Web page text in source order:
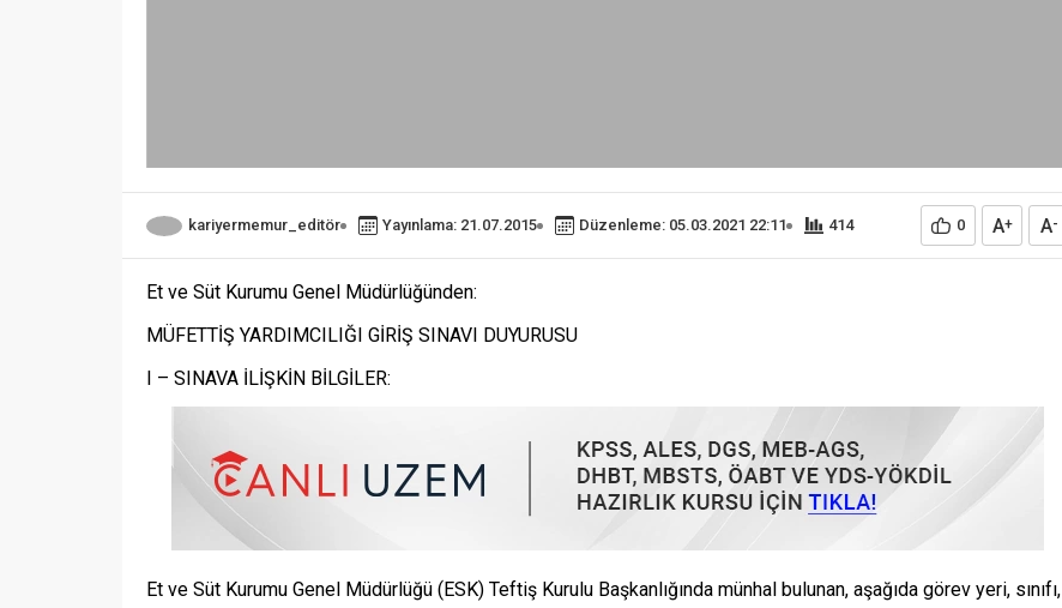
kariyermemur_editör Yayınlama: 21.07.2015 Düzenleme: 05.03.2021 22:11 414 0 A+ A-
Et ve Süt Kurumu Genel Müdürlüğünden:
MÜFETTİŞ YARDIMCILIĞI GİRİŞ SINAVI DUYURUSU
I – SINAVA İLİŞKİN BİLGİLER:
Et ve Süt Kurumu Genel Müdürlüğü (ESK) Teftiş Kurulu Başkanlığında münhal bulunan, aşağıda görev yeri, sınıfı,